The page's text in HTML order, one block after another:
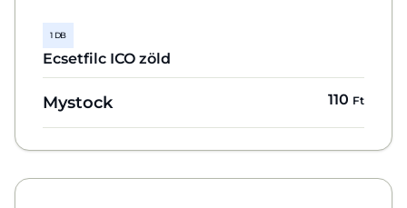
1 DB
Ecsetfilc ICO zöld
Mystock 110 Ft